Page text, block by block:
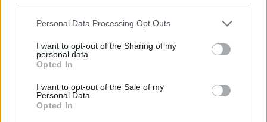
Please note that this website/app uses one or more Google
not limited to your visit or usage behaviour. You may click to
grant or deny consent to Google and its third-party tags to
use your data for below specified purposes in below Google
consent section.
Personal Data Processing Opt Outs
I want to opt-out of the Sharing of my
personal data.
Opted In
I want to opt-out of the Sale of my
Personal Data.
Opted In
Σχόλια